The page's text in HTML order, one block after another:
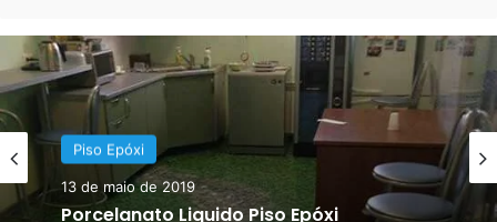
Etapas aplicação pintura
tinta PU em piscina de
alvenaria
Piso Epóxi
Piso Epóxi
30 de julho de 2011